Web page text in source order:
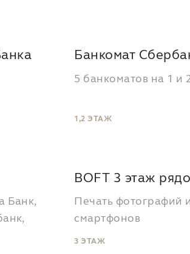
Банкомат
5 банкоматов на 1 и
1,2 ЭТАЖ
Банк,
BOFT 3 этаж
Печать фотографий
смартфонов
3 ЭТАЖ